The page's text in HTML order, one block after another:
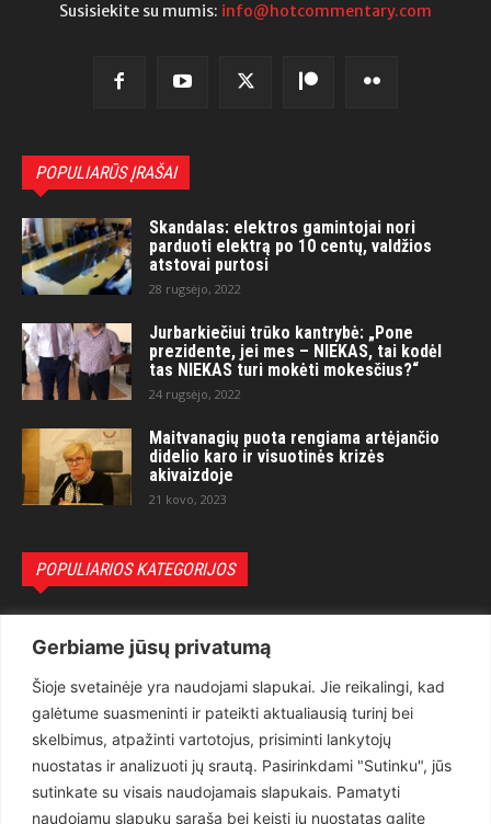
Gerbiame jūsų privatumą
Šioje svetainėje yra naudojami slapukai. Jie reikalingi, kad
galėtume suasmeninti ir pateikti aktualiausią turinį bei
skelbimus, atpažinti vartotojus, prisiminti lankytojų
nuostatas ir analizuoti jų srautą. Pasirinkdami "Sutinku", jūs
sutinkate su visais naudojamais slapukais. Pamatyti
naudojamų slapukų sąrašą bei keisti jų nuostatas galite
Susisiekite su mumis: info@hotcommentary.com
POPULIARŪS ĮRAŠAI
Skandalas: elektros gamintojai nori
parduoti elektrą po 10 centų, valdžios
atstovai purtosi
28 rugsėjo, 2022
Jurbarkiečiui trūko kantrybė: „Pone
prezidente, jei mes – NIEKAS, tai kodėl
tas NIEKAS turi mokėti mokesčius?“
24 rugsėjo, 2022
Maitvanagių puota rengiama artėjančio
didelio karo ir visuotinės krizės
akivaizdoje
21 kovo, 2023
POPULIARIOS KATEGORIJOS
Teisėsauga
1497
Aktualu
Lietuva
619
Pasaulis